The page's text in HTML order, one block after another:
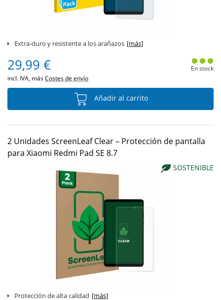
Extra-duro y resistente a los arañazos [más]
29,99 €
incl. IVA, másCostes de envío
En stock
Añadir al carrito
2 Unidades ScreenLeaf Clear – Protección de pantalla
para Xiaomi Redmi Pad SE 8.7
SOSTENIBLE
Protección de alta calidad [más]